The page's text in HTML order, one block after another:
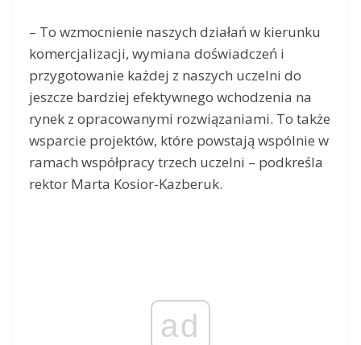
– To wzmocnienie naszych działań w kierunku
komercjalizacji, wymiana doświadczeń i
przygotowanie każdej z naszych uczelni do
jeszcze bardziej efektywnego wchodzenia na
rynek z opracowanymi rozwiązaniami. To także
wsparcie projektów, które powstają wspólnie w
ramach współpracy trzech uczelni – podkreśla
rektor Marta Kosior-Kazberuk.
ad